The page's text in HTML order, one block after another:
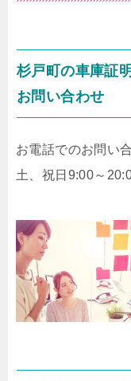
杉戸町の車庫証
お問い合わせ
お電話でのお問い
土、祝日9:00～